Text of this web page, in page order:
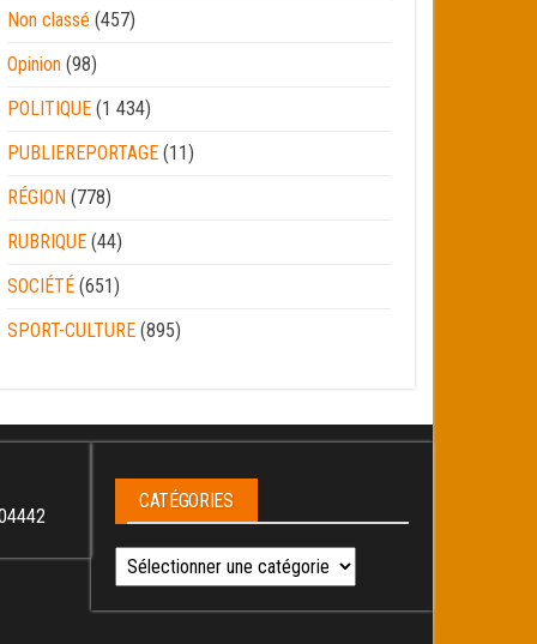
Non classé (457)
Opinion (98)
POLITIQUE (1 434)
PUBLIEREPORTAGE (11)
RÉGION (778)
RUBRIQUE (44)
SOCIÉTÉ (651)
SPORT-CULTURE (895)
CATÉGORIES
Catégories